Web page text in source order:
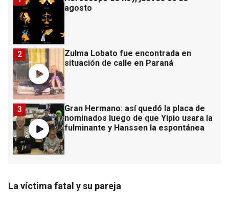
agosto
Zulma Lobato fue encontrada en
situación de calle en Paraná
2
Gran Hermano: así quedó la placa de
nominados luego de que Yipio usara la
fulminante y Hanssen la espontánea
3
La víctima fatal y su pareja